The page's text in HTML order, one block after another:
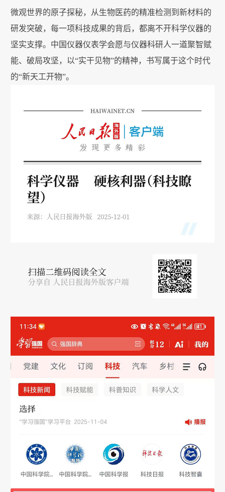
微观世界的原子探秘，从生物医药的精准检测到新材料的
研发突破，每一项科技成果的背后，都离不开科学仪器的
坚实支撑。中国仪器仪表学会愿与仪器科研人一道聚智赋
能、破局攻坚，以“实干见物”的精神，书写属于这个时代
的“新天工开物”。